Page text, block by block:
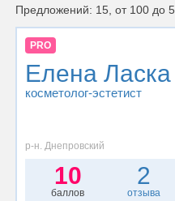
Предложений: 15, от 100 до
PRO
Елена Ласка
косметолог-эстетист
р-н. Днепровский
10
баллов
2
отзыва